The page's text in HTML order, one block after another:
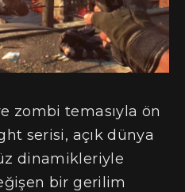
zombi temasıyla ön
serisi, açık dünya
dinamikleriyle
bir gerilim